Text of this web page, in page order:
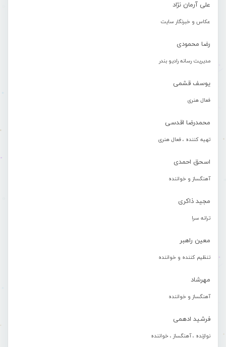
علی آرمان نژاد
عکاس و خبرنگار سایت
رضا محمودی
مدیریت رسانه رادیو بندر
یوسف قشمی
فعال هنری
محمدرضا اقدسی
تهیه کننده ، فعال هنری
اسحق احمدی
آهنگساز و خواننده
مجید ذاکری
ترانه سرا
معین راهبر
تنظیم کننده و خواننده
مهرشاد
آهنگساز و خواننده
فرشید ادهمی
نوازنده ، آهنگساز ، خواننده